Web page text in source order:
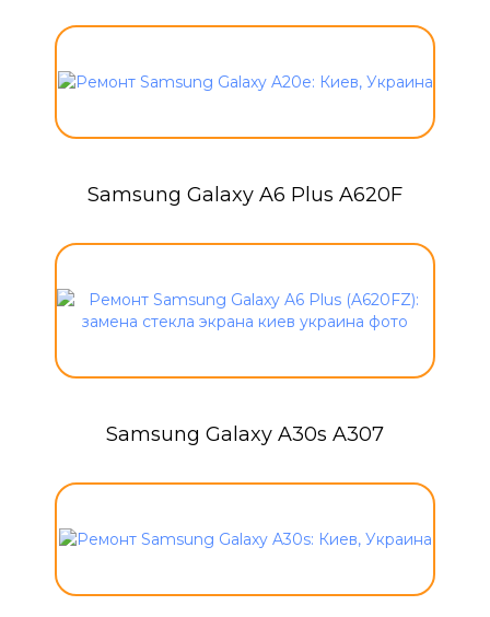
Samsung Galaxy A6 Plus A620F
Samsung Galaxy A30s A307